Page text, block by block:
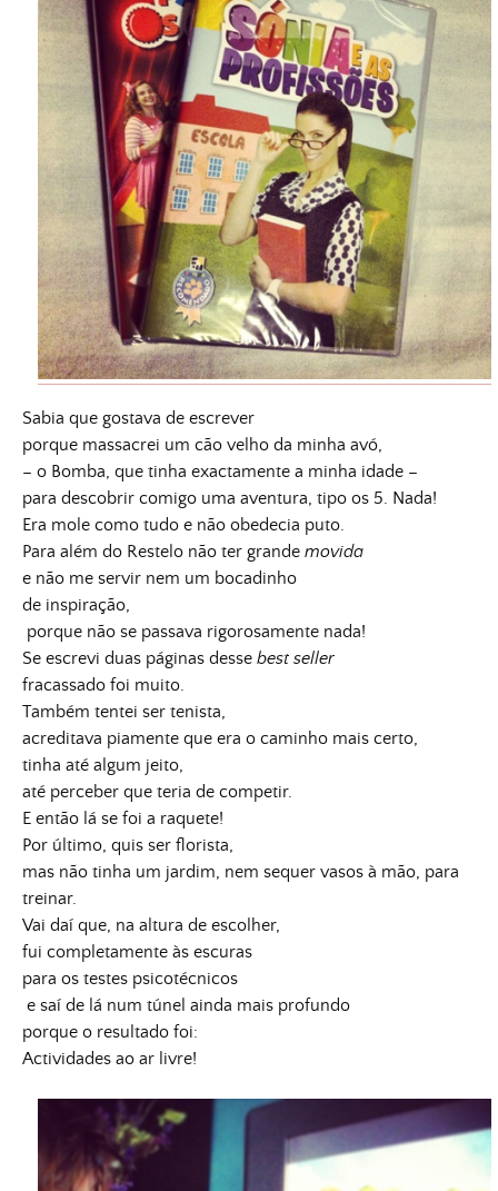
Sabia que gostava de escrever
porque massacrei um cão velho da minha avó,
– o Bomba, que tinha exactamente a minha idade –
para descobrir comigo uma aventura, tipo os 5. Nada!
Era mole como tudo e não obedecia puto.
Para além do Restelo não ter grande movida
e não me servir nem um bocadinho
de inspiração,
porque não se passava rigorosamente nada!
Se escrevi duas páginas desse best seller
fracassado foi muito.
Também tentei ser tenista,
acreditava piamente que era o caminho mais certo,
tinha até algum jeito,
até perceber que teria de competir.
E então lá se foi a raquete!
Por último, quis ser florista,
mas não tinha um jardim, nem sequer vasos à mão, para
treinar.
Vai daí que, na altura de escolher,
fui completamente às escuras
para os testes psicotécnicos
e saí de lá num túnel ainda mais profundo
porque o resultado foi:
Actividades ao ar livre!